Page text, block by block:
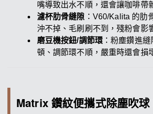
嘴導致出水不順，還會讓咖啡帶
濾杯肋骨縫隙 ：V60/Kalita 的肋
沖不掉、毛刷刷不到，殘粉會影
磨豆機按鈕/調節環 ：粉塵鑽進
頓、調節環不順，嚴重時還會損
Matrix 鑽紋便攜式除塵吹